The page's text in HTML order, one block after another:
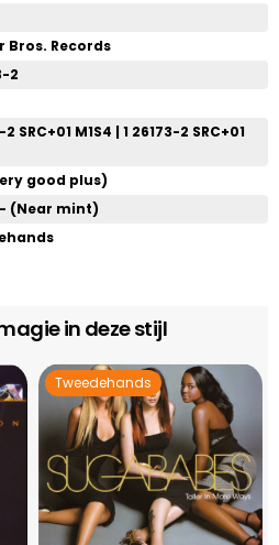
Bros. Records
2
2 SRC+01 M1S4 | 1 26173-2 SRC+01
good plus)
(Near mint)
in deze stijl
Tweedehands